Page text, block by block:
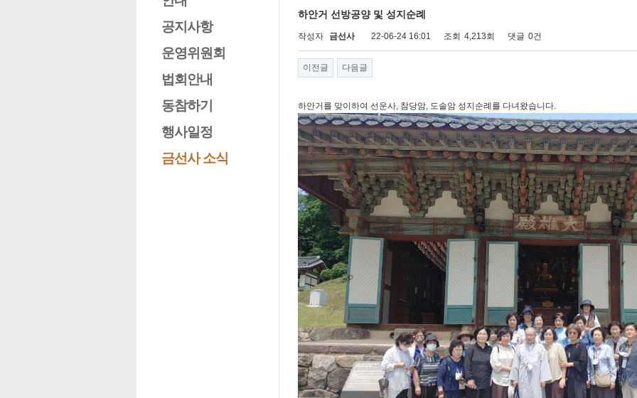
공지사항
운영위원회
법회안내
동참하기
행사일정
금선사 소식
하안거 선방공양 및 성지순례
작성자 금선사 22-06-24 16:01 조회 4,213회 댓글 0건
이전글 다음글
하안거를 맞이하여 선운사, 참당암, 도솔암 성지순례를 다녀왔습니다.